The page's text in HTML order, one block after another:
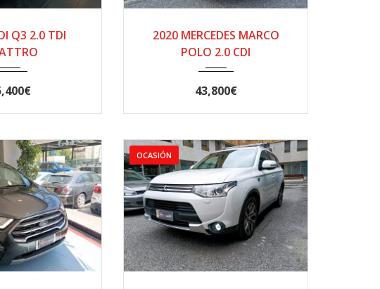
Q3 2.0 TDI
48000
2020 MERCEDES MARCO
POLO 2.0 CDI
43,800€
OCASIÓN